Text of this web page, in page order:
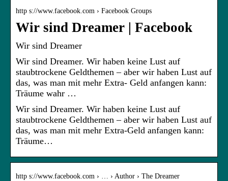
http s://www.facebook.com › Facebook Groups
Wir sind Dreamer | Facebook
Wir sind Dreamer
Wir sind Dreamer. Wir haben keine Lust auf
staubtrockene Geldthemen – aber wir haben Lust auf
das, was man mit mehr Extra- Geld anfangen kann:
Träume wahr …
Wir sind Dreamer. Wir haben keine Lust auf
staubtrockene Geldthemen – aber wir haben Lust auf
das, was man mit mehr Extra-Geld anfangen kann:
Träume…
http s://www.facebook.com › … › Author › The Dreamer